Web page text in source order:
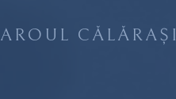
CĂLĂRAȘI